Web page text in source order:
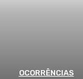
OCORRÊNCIAS